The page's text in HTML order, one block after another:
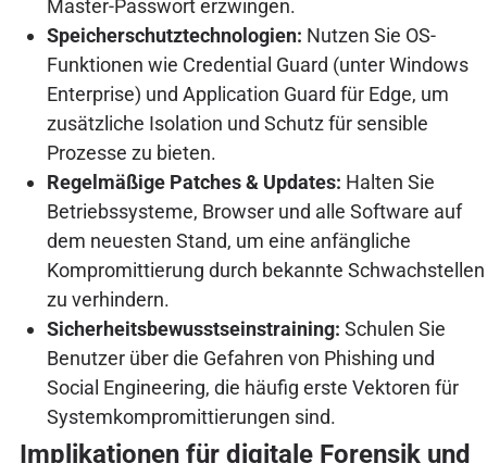
Master-Passwort erzwingen.
Speicherschutztechnologien: Nutzen Sie OS-
Funktionen wie Credential Guard (unter Windows
Enterprise) und Application Guard für Edge, um
zusätzliche Isolation und Schutz für sensible
Prozesse zu bieten.
Regelmäßige Patches & Updates: Halten Sie
Betriebssysteme, Browser und alle Software auf
dem neuesten Stand, um eine anfängliche
Kompromittierung durch bekannte Schwachstellen
zu verhindern.
Sicherheitsbewusstseinstraining: Schulen Sie
Benutzer über die Gefahren von Phishing und
Social Engineering, die häufig erste Vektoren für
Systemkompromittierungen sind.
Implikationen für digitale Forensik und